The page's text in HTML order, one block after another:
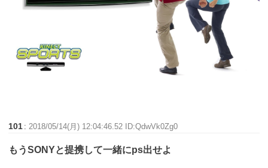
101 : 2018/05/14(月) 12:04:46.52 ID:QdwVk0Zg0
もうSONYと提携して一緒にps出せよ